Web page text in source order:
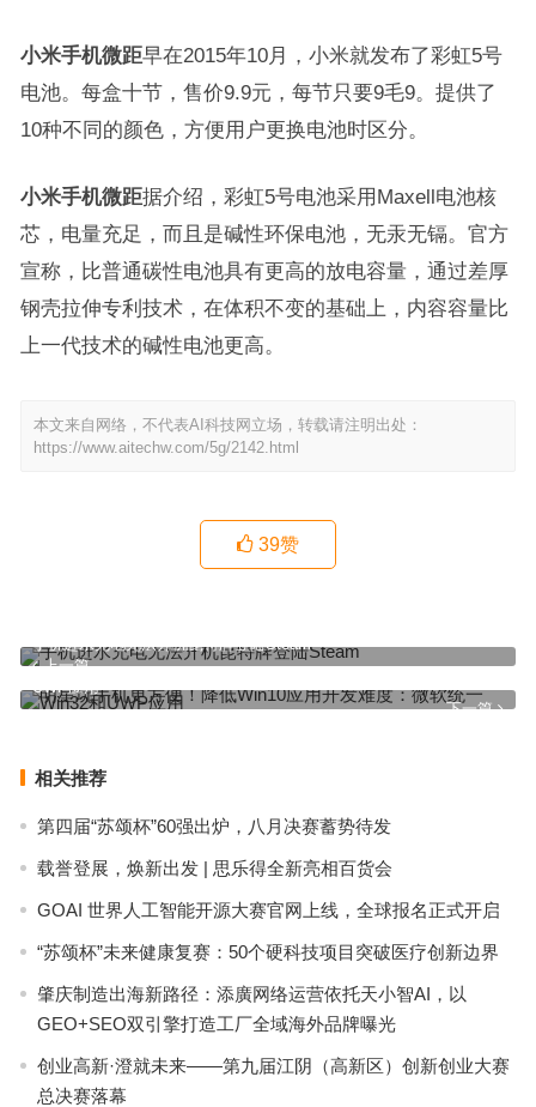
小米手机微距早在2015年10月，小米就发布了彩虹5号
电池。每盒十节，售价9.9元，每节只要9毛9。提供了
10种不同的颜色，方便用户更换电池时区分。
小米手机微距据介绍，彩虹5号电池采用Maxell电池核
芯，电量充足，而且是碱性环保电池，无汞无镉。官方
宣称，比普通碳性电池具有更高的放电容量，通过差厚
钢壳拉伸专利技术，在体积不变的基础上，内容容量比
上一代技术的碱性电池更高。
本文来自网络，不代表AI科技网立场，转载请注明出处：
https://www.aitechw.com/5g/2142.html
39赞
上一篇
手机进水充电无法开机昆特牌登陆Steam
下一篇
明星玩手机更方便！降低Win10应用开发难度：微软统一Win32和
UWP应用
相关推荐
第四届“苏颂杯”60强出炉，八月决赛蓄势待发
载誉登展，焕新出发 | 思乐得全新亮相百货会
GOAI 世界人工智能开源大赛官网上线，全球报名正式开启
“苏颂杯”未来健康复赛：50个硬科技项目突破医疗创新边界
肇庆制造出海新路径：添廣网络运营依托天小智AI，以
GEO+SEO双引擎打造工厂全域海外品牌曝光
创业高新·澄就未来——第九届江阴（高新区）创新创业大赛
总决赛落幕